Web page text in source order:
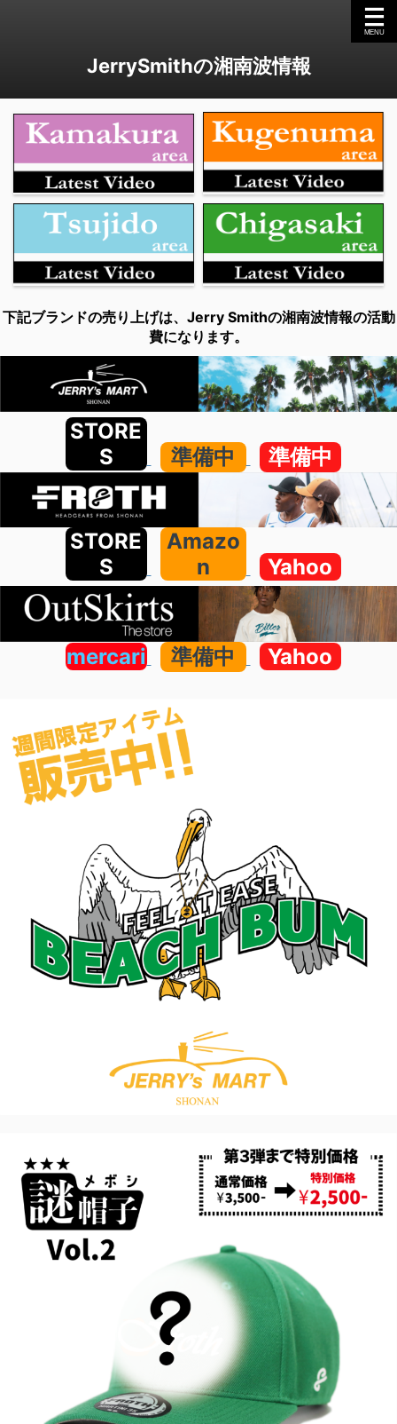
JerrySmithの湘南波情報
下記ブランドの売り上げは、Jerry Smithの湘南波情報の活動
費になります。
STORE
S
準備中 準備中
STORE
S
Amazo
n
Yahoo
mercari 準備中 Yahoo